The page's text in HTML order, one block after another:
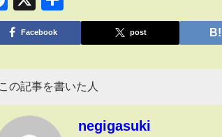
有
Facebook post
この記事を書いた人
negigasuki